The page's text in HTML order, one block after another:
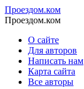
Проездом.ком
Проездом.ком
О сайте
Для авторов
Написать нам
Карта сайта
Все авторы